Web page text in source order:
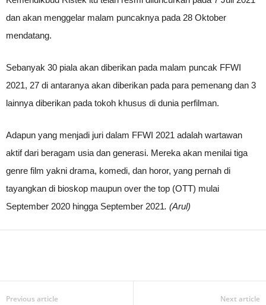
dan akan menggelar malam puncaknya pada 28 Oktober
mendatang.
Sebanyak 30 piala akan diberikan pada malam puncak FFWI
2021, 27 di antaranya akan diberikan pada para pemenang dan 3
lainnya diberikan pada tokoh khusus di dunia perfilman.
Adapun yang menjadi juri dalam FFWI 2021 adalah wartawan
aktif dari beragam usia dan generasi. Mereka akan menilai tiga
genre film yakni drama, komedi, dan horor, yang pernah di
tayangkan di bioskop maupun over the top (OTT) mulai
September 2020 hingga September 2021. (Arul)
Previous article Next article